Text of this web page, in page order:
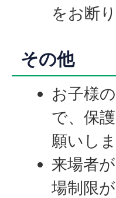
をお断
その他
お子様
で、保
願いしま
来場者
場制限